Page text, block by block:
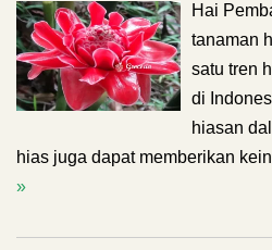
Hai
tanaman
satu tren
di
hiasan
hias juga dapat memberikan
»